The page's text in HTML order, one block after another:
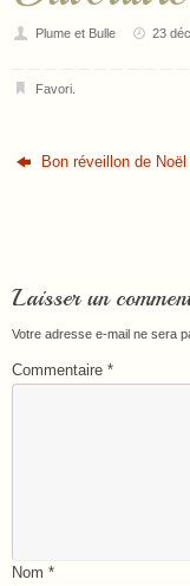
Plume et Bulle 23
Favori.
Bon réveillon de
Laisser un
Votre adresse e-mail ne sera
Commentaire *
Nom *